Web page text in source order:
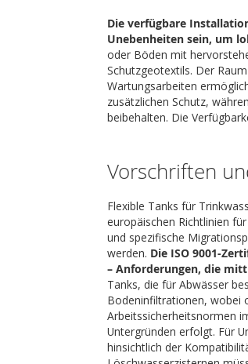
Die verfügbare
Unebenheiten sein, um
oder Böden mit
Schutzgeotextils. Der
Wartungsarbeiten
zusätzlichen Schutz,
beibehalten. Die
Vorschriften
Flexible Tanks für
europäischen Richtlinien
und spezifische
werden. Die ISO 9001-
– Anforderungen, die
Tanks, die für Abwässer
Bodeninfiltrationen, wobei
Arbeitssicherheitsnormen
Untergründen erfolgt. Für
hinsichtlich der